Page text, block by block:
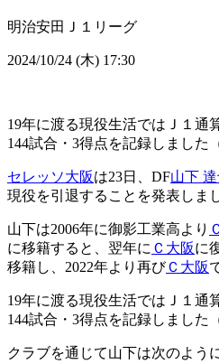
明治安田Ｊ１リーグ
2024/10/24 (木) 17:30
19年に渡る現役生活ではＪ１通
144試合・3得点を記録しました
セレッソ大阪は23日、DF山下
現役を引退することを発表しま
山下は2006年に御影工業高より
に移籍すると、翌年に Ｃ大阪に
移籍し、2022年より再びＣ大阪
19年に渡る現役生活ではＪ１通
144試合・3得点を記録しました
クラブを通じて山下は次のよう